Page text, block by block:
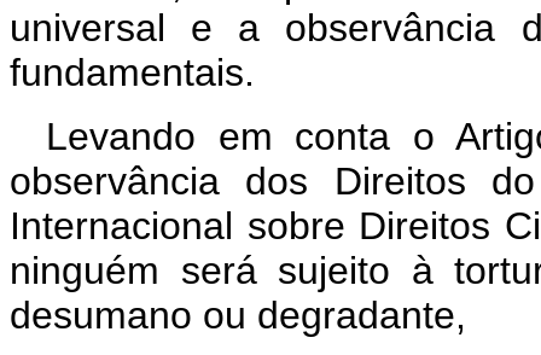
universal e a observância
fundamentais.
Levando em conta o
observância dos Direitos
Internacional sobre Direitos
ninguém será sujeito à
desumano ou degradante,